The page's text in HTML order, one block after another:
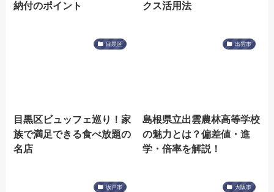
納付のポイント
クス活用法
目黒区
目黒区ビュッフェ巡り！家
族で満足できる食べ放題の
名店
出雲市
島根県立出雲農林高等学校
の魅力とは？偏差値・進
学・倍率を解説！
坂戸市 大阪市